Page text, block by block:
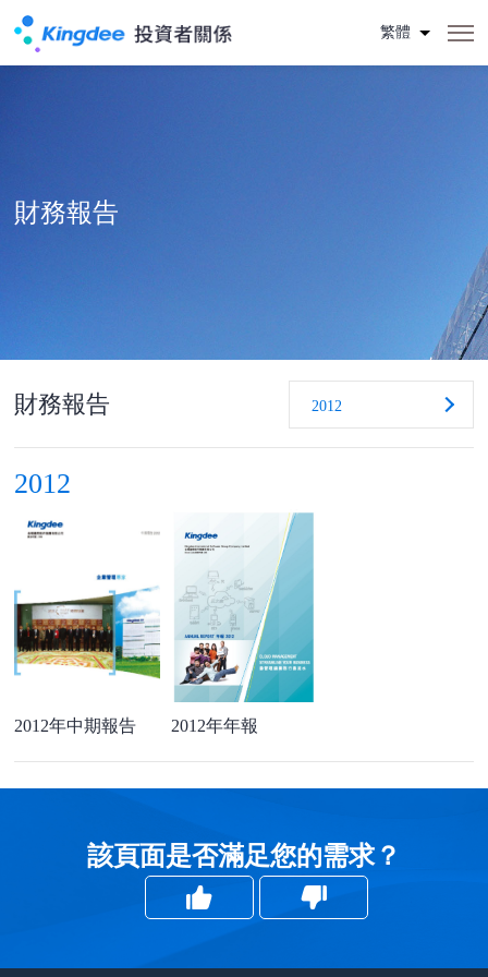
繁體
財務報告
財務報告 2012
2012
2012年中期報告 2012年年報
該頁面是否滿足您的需求？